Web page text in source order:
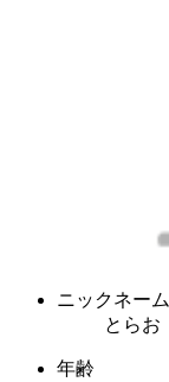
ニックネーム
とらお
年齢